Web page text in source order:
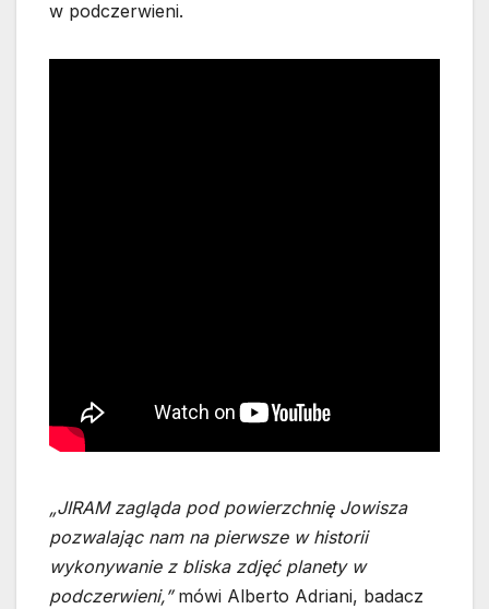
w podczerwieni.
„JIRAM zagląda pod powierzchnię Jowisza
pozwalając nam na pierwsze w historii
wykonywanie z bliska zdjęć planety w
podczerwieni,”mówi Alberto Adriani, badacz